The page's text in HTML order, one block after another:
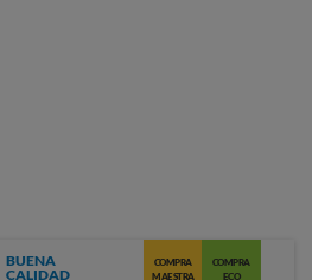
BUENA
CALIDAD
COMPRA
MAESTRA
COMPRA
ECO